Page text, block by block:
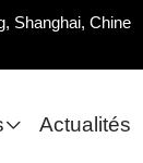
Shanghai, Chine
Actualités